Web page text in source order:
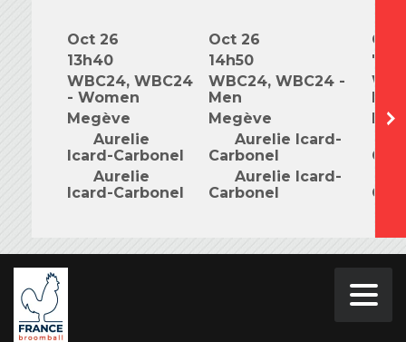
Oct 26
13h40
WBC24, WBC24
- Women
Megève
Aurelie
Icard-Carbonel
Aurelie
Icard-Carbonel
Oct 26
14h50
WBC24, WBC24 -
Men
Megève
Aurelie Icard-
Carbonel
Aurelie Icard-
Carbonel
Oct